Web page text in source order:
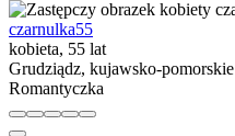
czarnulka55
kobieta, 55 lat
Grudziądz, kujawsko-pomorskie
Romantyczka